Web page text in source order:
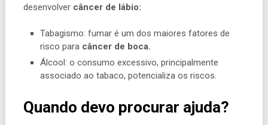
desenvolver câncer de lábio:
Tabagismo: fumar é um dos maiores fatores de
risco para câncer de boca.
Álcool: o consumo excessivo, principalmente
associado ao tabaco, potencializa os riscos.
Quando devo procurar ajuda?